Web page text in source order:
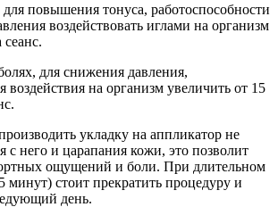
повышения тонуса, работоспособности
воздействовать иглами на организм
для снижения давления,
воздействия на организм увеличить от 15
укладку на аппликатор не
с него и царапания кожи, это позволит
ощущений и боли. При длительном
минут) стоит прекратить процедуру и
день.